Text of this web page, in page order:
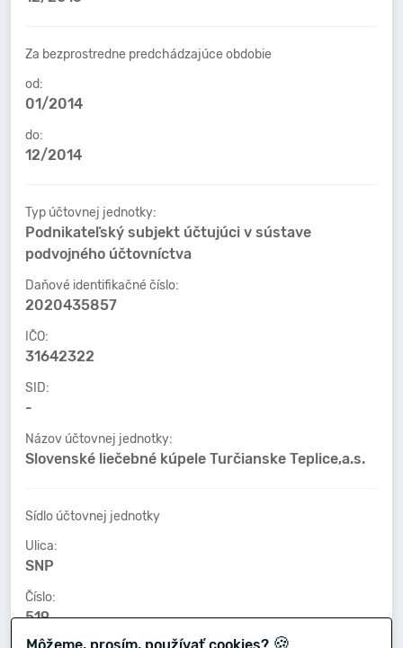
Za bezprostredne predchádzajúce obdobie
od:
01/2014
do:
12/2014
Typ účtovnej jednotky:
Podnikateľský subjekt účtujúci v sústave
podvojného účtovníctva
Daňové identifikačné číslo:
2020435857
IČO:
31642322
SID:
-
Názov účtovnej jednotky:
Slovenské liečebné kúpele Turčianske Teplice,a.s.
Sídlo účtovnej jednotky
Ulica:
SNP
Číslo:
519
🍪